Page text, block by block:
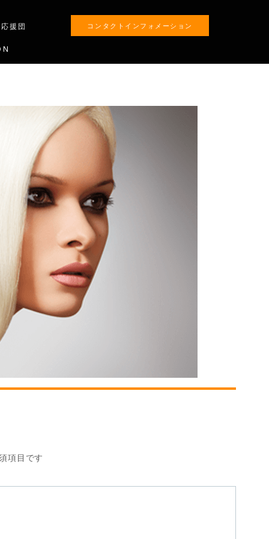
援団 コンタクトインフォメーション
項目です